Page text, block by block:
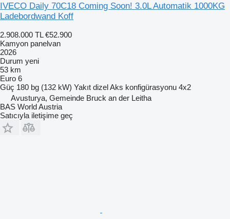
IVECO Daily 70C18 Coming Soon! 3.0L Automatik 1000KG
Ladebordwand Koff
2.908.000 TL €52.900
Kamyon panelvan
2026
Durum yeni
53 km
Euro 6
Güç 180 bg (132 kW) Yakıt dizelAks konfigürasyonu 4x2
Avusturya, Gemeinde Bruck an der Leitha
BAS World Austria
Satıcıyla iletişime geç